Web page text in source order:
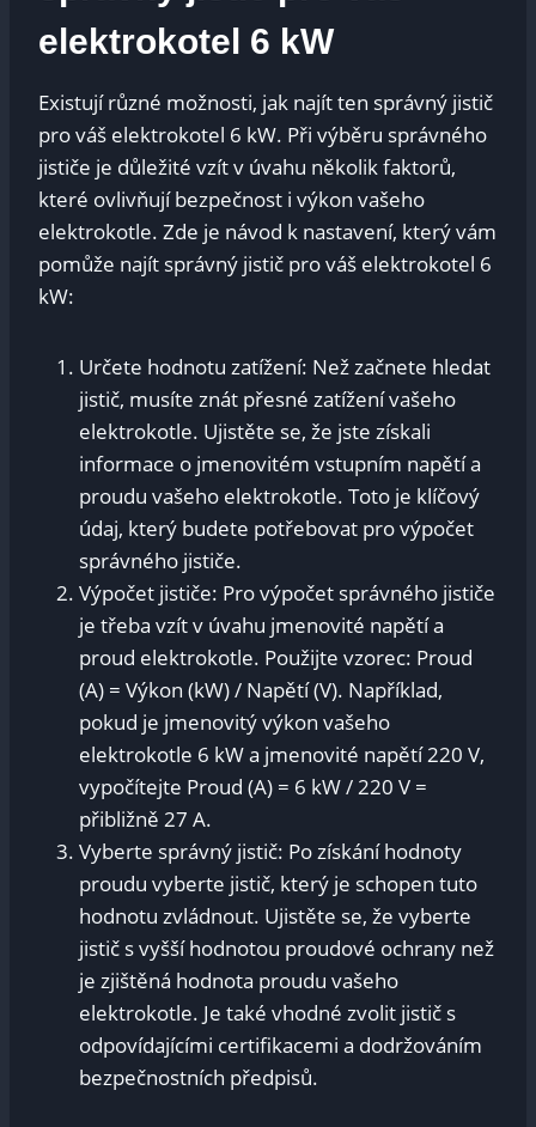
elektrokotel 6‍ kW
Existují různé ​možnosti, jak najít ten správný jistič
pro váš​ elektrokotel 6⁣ kW. Při výběru‌ správného
jističe je důležité vzít v úvahu několik​ faktorů,
které ovlivňují bezpečnost i výkon vašeho
⁢elektrokotle. ⁢Zde je návod k nastavení, který vám
pomůže najít správný jistič pro váš‌ elektrokotel 6
kW:
Určete hodnotu‌ zatížení: Než začnete hledat
jistič, ⁢musíte znát přesné zatížení vašeho
elektrokotle. Ujistěte se, že jste získali
informace o jmenovitém vstupním napětí a
proudu vašeho elektrokotle. ​Toto je⁣ klíčový
údaj, který budete potřebovat pro výpočet
⁤správného jističe.
Výpočet jističe: Pro ⁤výpočet správného jističe
je třeba vzít v úvahu jmenovité napětí a
proud elektrokotle. Použijte ⁢vzorec: Proud
(A) ⁢= Výkon ‍(kW) / Napětí (V). Například,⁢
pokud je jmenovitý výkon vašeho
elektrokotle 6 kW a jmenovité napětí 220 V,
vypočítejte Proud (A) = 6 kW / 220 V‌ =
přibližně 27 A.
Vyberte správný jistič: Po získání hodnoty
proudu vyberte jistič, který je schopen ⁢tuto
hodnotu zvládnout. Ujistěte ‌se, že vyberte
jistič‍ s vyšší hodnotou ​proudové ochrany než
⁤je zjištěná hodnota‌ proudu vašeho
‌elektrokotle. Je‌ také vhodné zvolit jistič s
odpovídajícími certifikacemi a dodržováním ​
bezpečnostních předpisů.